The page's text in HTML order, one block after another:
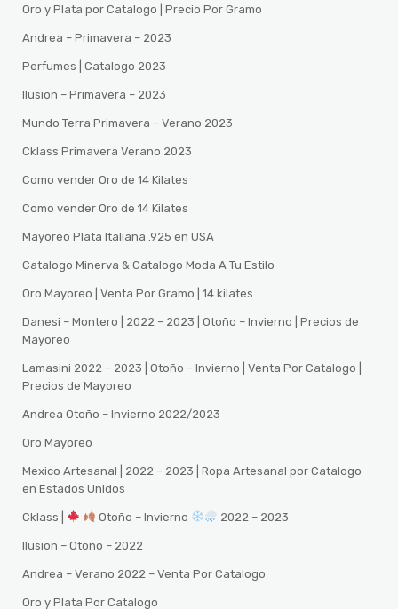
Oro y Plata por Catalogo | Precio Por Gramo
Andrea – Primavera – 2023
Perfumes | Catalogo 2023
Ilusion – Primavera – 2023
Mundo Terra Primavera – Verano 2023
Cklass Primavera Verano 2023
Como vender Oro de 14 Kilates
Como vender Oro de 14 Kilates
Mayoreo Plata Italiana .925 en USA
Catalogo Minerva & Catalogo Moda A Tu Estilo
Oro Mayoreo | Venta Por Gramo | 14 kilates
Danesi – Montero | 2022 – 2023 | Otoño – Invierno | Precios de
Mayoreo
Lamasini 2022 – 2023 | Otoño – Invierno | Venta Por Catalogo |
Precios de Mayoreo
Andrea Otoño – Invierno 2022/2023
Oro Mayoreo
Mexico Artesanal | 2022 – 2023 | Ropa Artesanal por Catalogo
en Estados Unidos
Cklass | Otoño – Invierno 2022 – 2023
Ilusion – Otoño – 2022
Andrea – Verano 2022 – Venta Por Catalogo
Oro y Plata Por Catalogo